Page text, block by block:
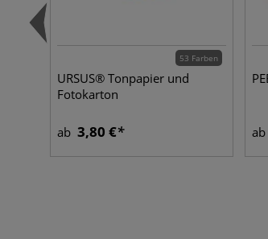
53 Farben
URSUS® Tonpapier und
Fotokarton
ab 3,80 € ab